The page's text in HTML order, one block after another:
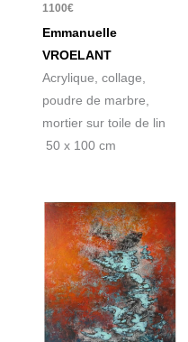
1100€
Emmanuelle
VROELANT
Acrylique, collage,
poudre de marbre,
mortier sur toile de lin
50 x 100 cm